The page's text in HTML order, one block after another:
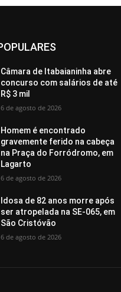
Câmara de Itabaianinha abre
concurso com salários de até
R$ 3 mil
6 de agosto de 2026
Homem é encontrado
gravemente ferido na cabeça
na Praça do Forródromo, em
Lagarto
6 de agosto de 2026
Idosa de 82 anos morre após
ser atropelada na SE-065, em
São Cristóvão
6 de agosto de 2026